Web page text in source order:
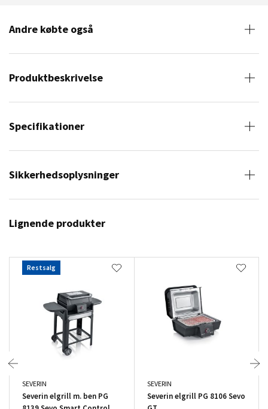
Andre købte også
Produktbeskrivelse
Specifikationer
Sikkerhedsoplysninger
Lignende produkter
Restsalg
SEVERIN
Severin elgrill m. ben PG
SEVERIN
Severin elgrill PG 8106 Sevo